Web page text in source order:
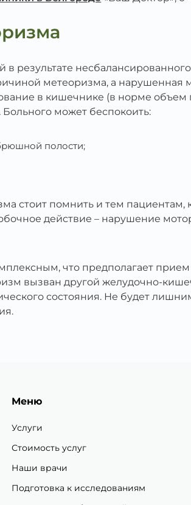
результате
метеоризма, а
в кишечнике (в норме объем
Больного может беспокоить:
полости;
стоит помнить и тем
действие – нарушение
что предполагает
вызван другой желудочно-
состояния. Не будет
Меню
Услуги
Стоимость услуг
Наши врачи
Подготовка к исследованиям